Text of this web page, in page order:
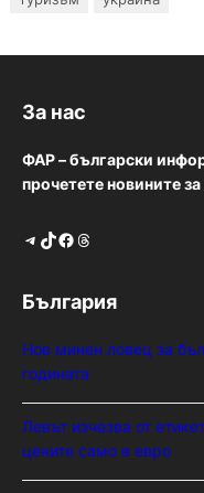
За нас
ФАР – български
прочетете новините
Telegram TikTok Facebook Threads
България
Нов минен ловец за
годината
Левът изчезва от
цените само в евро